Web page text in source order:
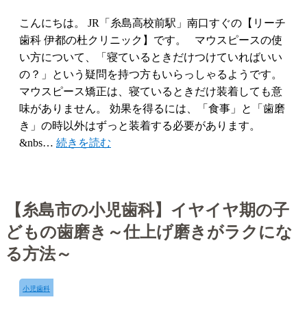
こんにちは。 JR「糸島高校前駅」南口すぐの【リーチ
歯科 伊都の杜クリニック】です。 マウスピースの使
い方について、「寝ているときだけつけていればいい
の？」という疑問を持つ方もいらっしゃるようです。
マウスピース矯正は、寝ているときだけ装着しても意
味がありません。 効果を得るには、「食事」と「歯磨
き」の時以外はずっと装着する必要があります。
&nbs… 続きを読む
【糸島市の小児歯科】イヤイヤ期の子
どもの歯磨き～仕上げ磨きがラクにな
る方法～
小児歯科